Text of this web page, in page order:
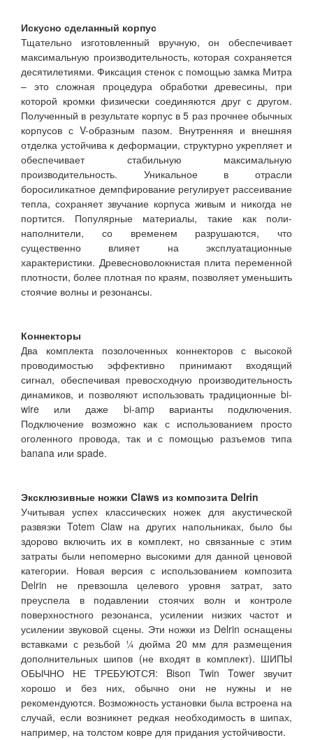
Искусно сделанный корпус
Тщательно изготовленный вручную, он обеспечивает
максимальную производительность, которая сохраняется
десятилетиями. Фиксация стенок с помощью замка Митра
– это сложная процедура обработки древесины, при
которой кромки физически соединяются друг с другом.
Полученный в результате корпус в 5 раз прочнее обычных
корпусов с V-образным пазом. Внутренняя и внешняя
отделка устойчива к деформации, структурно укрепляет и
обеспечивает стабильную максимальную
производительность. Уникальное в отрасли
боросиликатное демпфирование регулирует рассеивание
тепла, сохраняет звучание корпуса живым и никогда не
портится. Популярные материалы, такие как поли-
наполнители, со временем разрушаются, что
существенно влияет на эксплуатационные
характеристики. Древесноволокнистая плита переменной
плотности, более плотная по краям, позволяет уменьшить
стоячие волны и резонансы.
Коннекторы
Два комплекта позолоченных коннекторов с высокой
проводимостью эффективно принимают входящий
сигнал, обеспечивая превосходную производительность
динамиков, и позволяют использовать традиционные bi-
wire или даже bi-amp варианты подключения.
Подключение возможно как с использованием просто
оголенного провода, так и с помощью разъемов типа
banana или spade.
Эксклюзивные ножки Claws из композита Delrin
Учитывая успех классических ножек для акустической
развязки Totem Claw на других напольниках, было бы
здорово включить их в комплект, но связанные с этим
затраты были непомерно высокими для данной ценовой
категории. Новая версия с использованием композита
Delrin не превзошла целевого уровня затрат, зато
преуспела в подавлении стоячих волн и контроле
поверхностного резонанса, усилении низких частот и
усилении звуковой сцены. Эти ножки из Delrin оснащены
вставками с резьбой ¼ дюйма 20 мм для размещения
дополнительных шипов (не входят в комплект). ШИПЫ
ОБЫЧНО НЕ ТРЕБУЮТСЯ: Bison Twin Tower звучит
хорошо и без них, обычно они не нужны и не
рекомендуются. Возможность установки была встроена на
случай, если возникнет редкая необходимость в шипах,
например, на толстом ковре для придания устойчивости.